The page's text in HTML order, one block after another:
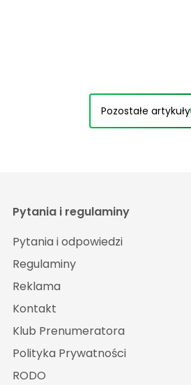
Pozostałe artykuły
Pytania i regulaminy
Pytania i odpowiedzi
Regulaminy
Reklama
Kontakt
Klub Prenumeratora
Polityka Prywatności
RODO